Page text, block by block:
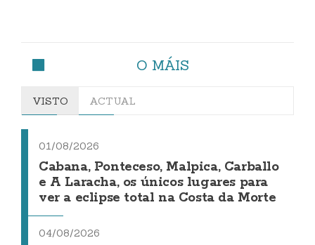
O MÁIS
VISTO ACTUAL
01/08/2026
Cabana, Ponteceso, Malpica, Carballo
e A Laracha, os únicos lugares para
ver a eclipse total na Costa da Morte
04/08/2026